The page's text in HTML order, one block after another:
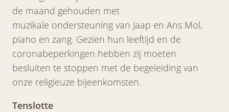
de maand gehouden met
muzikale ondersteuning van Jaap en Ans Mol,
piano en zang. Gezien hun leeftijd en de
coronabeperkingen hebben zij moeten
besluiten te stoppen met de begeleiding van
onze religieuze bijeenkomsten.
Tenslotte